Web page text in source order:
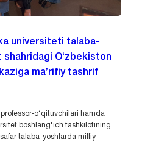
universiteti talaba-
O‘zbekiston
ma’rifiy tashrif
o‘qituvchilari hamda
boshlang‘ich tashkilotining
talaba-yoshlarda milliy